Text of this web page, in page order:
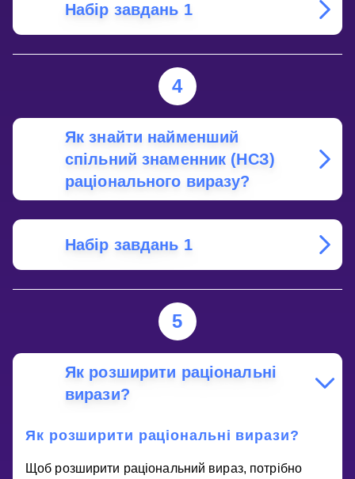
Набір завдань 1
4
Як знайти найменший
спільний знаменник (НСЗ)
раціонального виразу?
Набір завдань 1
5
Як розширити раціональні
вирази?
Як розширити раціональні вирази?
Щоб розширити раціональний вираз, потрібно